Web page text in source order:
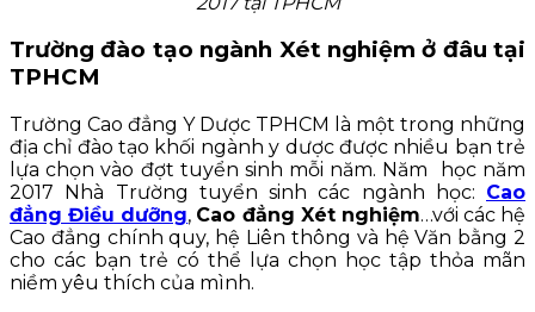
Trường đào tạo ngành Xét nghiệm ở đâu tại
TPHCM
Trường Cao đẳng Y Dược TPHCM là một trong những
địa chỉ đào tạo khối ngành y dược được nhiều bạn trẻ
lựa chọn vào đợt tuyển sinh mỗi năm. Năm học năm
2017 Nhà Trường tuyển sinh các ngành học: Cao
đẳng Điều dưỡng, Cao đẳng Xét nghiệm…với các hệ
Cao đẳng chính quy, hệ Liên thông và hệ Văn bằng 2
cho các bạn trẻ có thể lựa chọn học tập thỏa mãn
niềm yêu thích của mình.